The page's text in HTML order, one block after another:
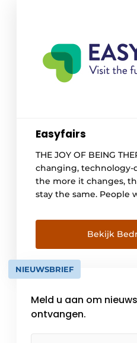
Easyfairs
THE JOY OF BEING
changing, technology-
the more it changes,
stay the same. People
events business has a
it. There is no
there”. Only […]
Bekijk
NIEUWSBRIEF
Meld u aan om
ontvangen.